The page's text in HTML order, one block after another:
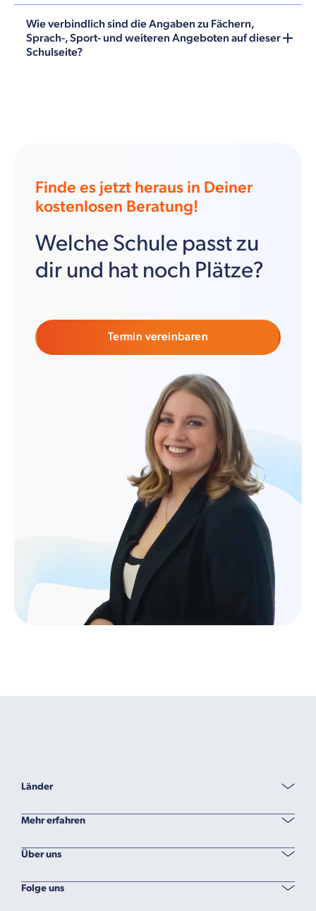
Wie verbindlich sind die Angaben zu Fächern,
Sprach-, Sport- und weiteren Angeboten auf dieser
Schulseite?
Finde es jetzt heraus in Deiner
kostenlosen Beratung!
Welche Schule passt zu
dir und hat noch Plätze?
Termin vereinbaren
Länder
Mehr erfahren
Über uns
Folge uns